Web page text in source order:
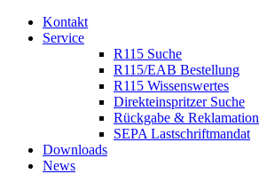
Kontakt
Service
R115 Suche
R115/EAB Bestellung
R115 Wissenswertes
Direkteinspritzer Suche
Rückgabe & Reklamation
SEPA Lastschriftmandat
Downloads
News